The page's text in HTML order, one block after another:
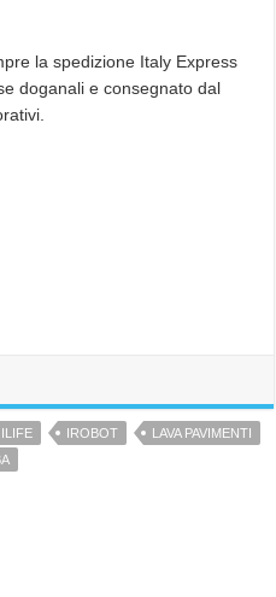
la spedizione Italy Express
doganali e consegnato dal
ILIFE IROBOT
LAVA PAVIMENTI